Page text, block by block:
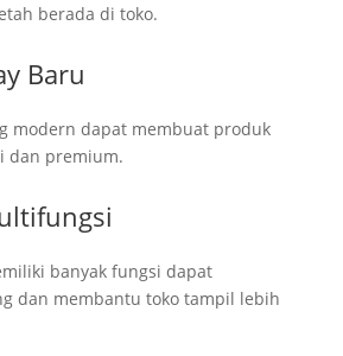
berada di toko.
Baru
modern dapat membuat produk
dan premium.
banyak fungsi dapat
dan membantu toko tampil lebih